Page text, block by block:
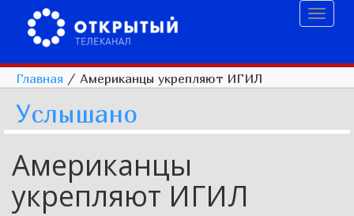
Главная / Американцы укрепляют ИГИЛ
Услышано
Американцы
укрепляют ИГИЛ